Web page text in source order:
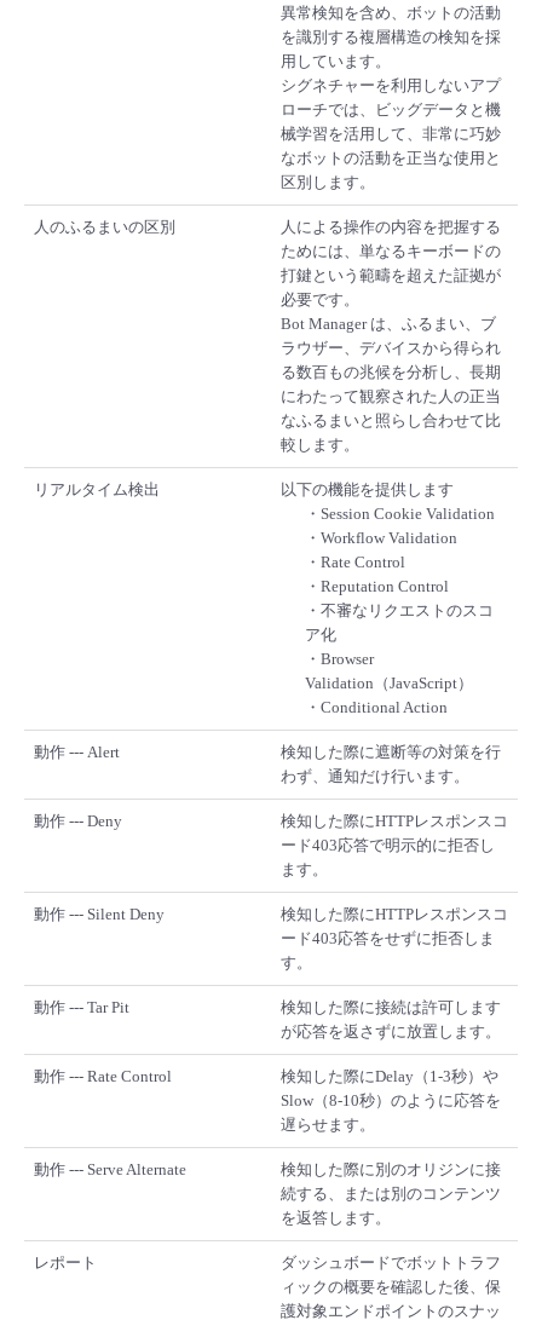
異常検知を含め、ボットの活動
を識別する複層構造の検知を採
用しています。
シグネチャーを利用しないアプ
ローチでは、ビッグデータと機
械学習を活用して、非常に巧妙
なボットの活動を正当な使用と
区別します。
人のふるまいの区別
人による操作の内容を把握する
ためには、単なるキーボードの
打鍵という範疇を超えた証拠が
必要です。
Bot Manager は、ふるまい、ブ
ラウザー、デバイスから得られ
る数百もの兆候を分析し、長期
にわたって観察された人の正当
なふるまいと照らし合わせて比
較します。
リアルタイム検出
以下の機能を提供します
・Session Cookie Validation
・Workflow Validation
・Rate Control
・Reputation Control
・不審なリクエストのスコ
ア化
・Browser
Validation（JavaScript）
・Conditional Action
動作 --- Alert
検知した際に遮断等の対策を行
わず、通知だけ行います。
動作 --- Deny
検知した際にHTTPレスポンスコ
ード403応答で明示的に拒否し
ます。
動作 --- Silent Deny
検知した際にHTTPレスポンスコ
ード403応答をせずに拒否しま
す。
動作 --- Tar Pit
検知した際に接続は許可します
が応答を返さずに放置します。
動作 --- Rate Control
検知した際にDelay（1-3秒）や
Slow（8-10秒）のように応答を
遅らせます。
動作 --- Serve Alternate
検知した際に別のオリジンに接
続する、または別のコンテンツ
を返答します。
レポート
ダッシュボードでボットトラフ
ィックの概要を確認した後、保
護対象エンドポイントのスナッ